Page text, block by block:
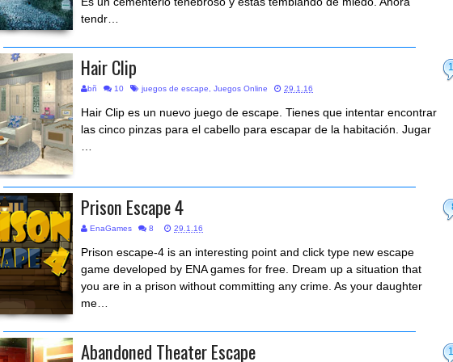
tendr…
Hair Clip
bñ 10 juegos de escape Juegos Online 29.1.16
Hair Clip es un nuevo juego de escape. Tienes que intentar encontrar
las cinco pinzas para el cabello para escapar de la habitación. Jugar
Prison Escape 4
EnaGames 8 29.1.16
Prison escape-4 is an interesting point and click type new escape
game developed by ENA games for free. Dream up a situation that
you are in a prison without committing any crime. As your daughter
me…
Abandoned Theater Escape